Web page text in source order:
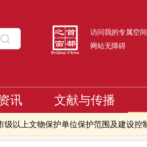
访问我的专属空间
网站无障碍
讯 文献与传播
级以上文物保护单位保护范围及建设控
控地带